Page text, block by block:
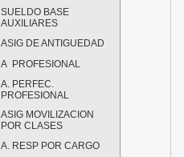
SUELDO BASE
AUXILIARES
ASIG DE ANTIGUEDAD
A PROFESIONAL
A. PERFEC.
PROFESIONAL
ASIG MOVILIZACION
POR CLASES
A. RESP POR CARGO